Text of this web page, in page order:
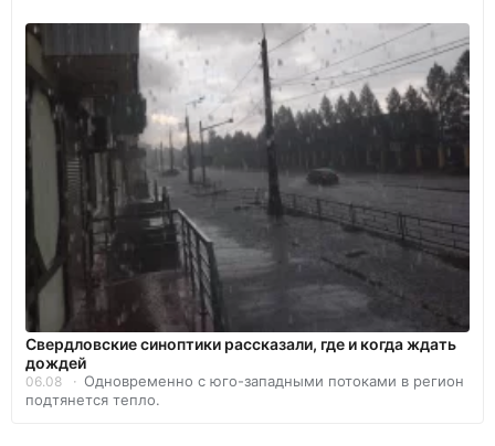
Свердловские синоптики рассказали, где и когда ждать
дождей
06.08
Одновременно с юго-западными потоками в регион
подтянется тепло.